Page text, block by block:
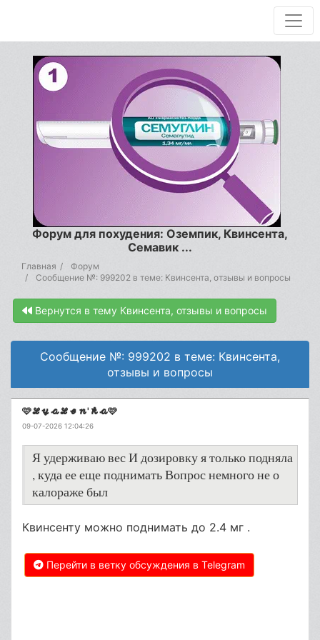
Форум для похудения: Оземпик, Квинсента,
Семавик ...
Главная
Форум
Сообщение №: 999202 в теме: Квинсента, отзывы и вопросы
Вернутся в тему Квинсента, отзывы и вопросы
Сообщение №: 999202 в теме: Квинсента,
отзывы и вопросы
🩷𝓛𝔂𝓪𝓛𝓮𝓷'𝓴𝓪🩷
09-07-2026 12:04:26
Я удерживаю вес И дозировку я только подняла
, куда ее еще поднимать Вопрос немного не о
калораже был
Квинсенту можно поднимать до 2.4 мг .
Перейти в ветку обсуждения в Telegram